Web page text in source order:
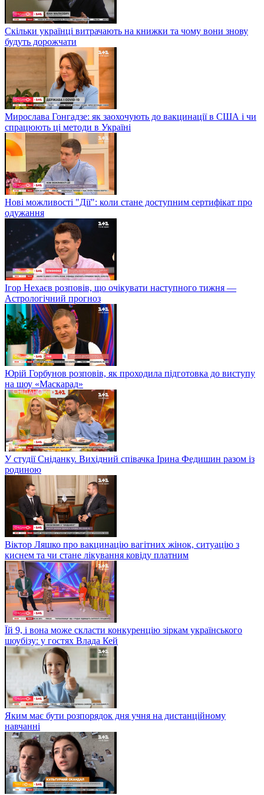
Скільки українці витрачають на книжки та чому вони знову
будуть дорожчати
Мирослава Гонгадзе: як заохочують до вакцинації в США і чи
спрацюють ці методи в Україні
Нові можливості "Дії": коли стане доступним сертифікат про
одужання
Ігор Нехаєв розповів, що очікувати наступного тижня —
Астрологічний прогноз
Юрій Горбунов розповів, як проходила підготовка до виступу
на шоу «Маскарад»
У студії Сніданку. Вихідний співачка Ірина Федишин разом із
родиною
Віктор Ляшко про вакцинацію вагітних жінок, ситуацію з
киснем та чи стане лікування ковіду платним
Їй 9, і вона може скласти конкуренцію зіркам українського
шоубізу: у гостях Влада Кей
Яким має бути розпорядок дня учня на дистанційному
навчанні